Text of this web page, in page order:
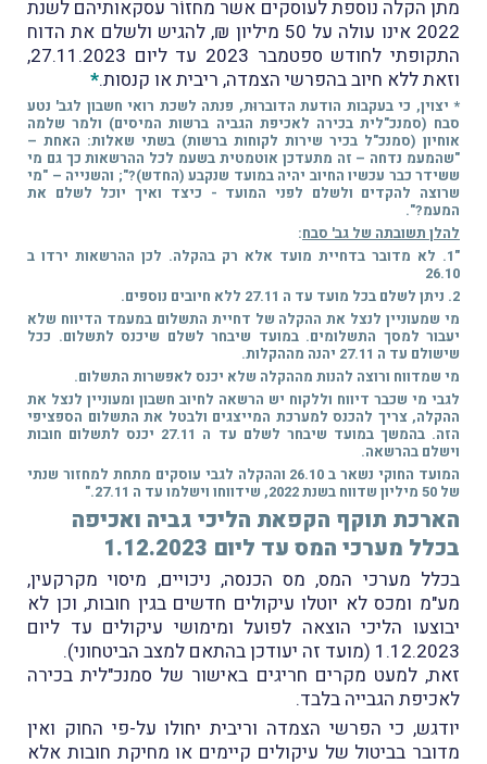
מתן הקלה נוספת לעוסקים אשר מחזוֹר עסקאותיהם לשנת
2022 אינו עולה על 50 מיליון ₪, להגיש ולשלם את הדוח
התקופתי לחודש ספטמבר 2023 עד ליום 27.11.2023,
וזאת ללא חיוב בהפרשי הצמדה, ריבית או קנסות.*
* יצוין, כי בעקבות הודעת הדוברוּת, פנתה לשכת רואי חשבון לגב' נטע
סבח (סמנכ"לית בכירה לאכיפת הגביה ברשות המיסים) ולמר שלמה
אוחיון (סמנכ"ל בכיר שירות לקוחות ברשות) בשתי שאלות: האחת –
"שהמעמ נדחה – זה מתעדכן אוטמטית בשעמ לכל ההרשאות כך גם מי
ששידר כבר עכשיו החיוב יהיה במועד שנקבע (החדש)?"; והשנייה – "מי
שרוצה להקדים ולשלם לפני המועד - כיצד ואיך יוכל לשלם את
המעמ?".
להלן תשובתה של גב' סבח:
"1. לא מדובר בדחיית מועד אלא רק בהקלה. לכן ההרשאות ירדו ב
26.10
2. ניתן לשלם בכל מועד עד ה 27.11 ללא חיובים נוספים.
מי שמעוניין לנצל את ההקלה של דחיית התשלום במעמד הדיווח שלא
יעבור למסך התשלומים. במועד שיבחר לשלם שיכנס לתשלום. ככל
שישולם עד ה 27.11 יהנה מההקלות.
מי שמדווח ורוצה להנות מההקלה שלא יכנס לאפשרות התשלום.
לגבי מי שכבר דיווח וללקוח יש הרשאה לחיוב חשבון ומעוניין לנצל את
ההקלה, צריך להכנס למערכת המייצגים ולבטל את התשלום הספציפי
הזה. בהמשך במועד שיבחר לשלם עד ה 27.11 יכנס לתשלום חובות
וישלם בהרשאה.
המועד החוקי נשאר ב 26.10 וההקלה לגבי עוסקים מתחת למחזור שנתי
של 50 מיליון שדווח בשנת 2022, שידווחו וישלמו עד ה 27.11."
הארכת תוקף הקפאת הליכי גביה ואכיפה
בכלל מערכי המס עד ליום 1.12.2023
בכלל מערכי המס, מס הכנסה, ניכויים, מיסוי מקרקעין,
מע"מ ומכס לא יוטלו עיקולים חדשים בגין חובות, וכן לא
יבוצעו הליכי הוצאה לפועל ומימושי עיקולים עד ליום
1.12.2023 (מועד זה יעודכן בהתאם למצב הביטחוני).
זאת, למעט מקרים חריגים באישור של סמנכ"לית בכירה
לאכיפת הגבייה בלבד.
יודגש, כי הפרשי הצמדה וריבית יחולו על-פי החוק ואין
מדובר בביטול של עיקולים קיימים או מחיקת חובות אלא